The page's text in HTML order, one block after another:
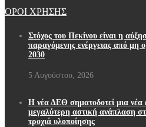
ΟΡΟΙ ΧΡΗΣΗΣ
Στόχος του Πεκίνου είναι η
παραγόμενης ενέργειας από μη
2030
5 Αυγούστου, 2026
Η νέα ΔΕΘ σηματοδοτεί μια
μεγαλύτερη αστική ανάπλαση
τροχιά υλοποίησης